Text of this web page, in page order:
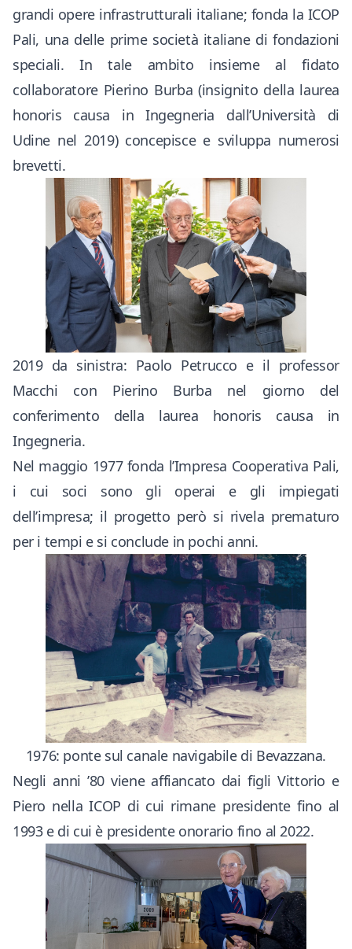
grandi opere infrastrutturali italiane; fonda la ICOP
Pali, una delle prime società italiane di fondazioni
speciali. In tale ambito insieme al fidato
collaboratore Pierino Burba (insignito della laurea
honoris causa in Ingegneria dall’Università di
Udine nel 2019) concepisce e sviluppa numerosi
brevetti.
2019 da sinistra: Paolo Petrucco e il professor
Macchi con Pierino Burba nel giorno del
conferimento della laurea honoris causa in
Ingegneria.
Nel maggio 1977 fonda l’Impresa Cooperativa Pali,
i cui soci sono gli operai e gli impiegati
dell’impresa; il progetto però si rivela prematuro
per i tempi e si conclude in pochi anni.
1976: ponte sul canale navigabile di Bevazzana.
Negli anni ’80 viene affiancato dai figli Vittorio e
Piero nella ICOP di cui rimane presidente fino al
1993 e di cui è presidente onorario fino al 2022.